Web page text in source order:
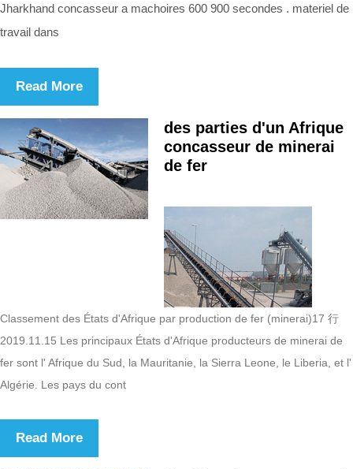
Jharkhand concasseur a machoires 600 900 secondes . materiel de
travail dans
Read More
des parties d'un Afrique
concasseur de minerai
de fer
Classement des États d'Afrique par production de fer (minerai)17 行
2019.11.15 Les principaux États d'Afrique producteurs de minerai de
fer sont l' Afrique du Sud, la Mauritanie, la Sierra Leone, le Liberia, et l'
Algérie. Les pays du cont
Read More